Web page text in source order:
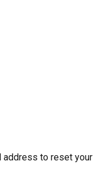
address to reset your